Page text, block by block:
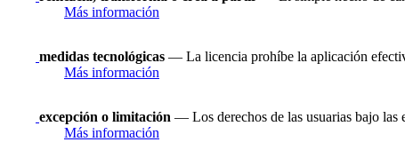
Más información
medidas tecnológicas — La licencia prohíbe la aplicación
Más información
excepción o limitación — Los derechos de las usuarias bajo las
Más información